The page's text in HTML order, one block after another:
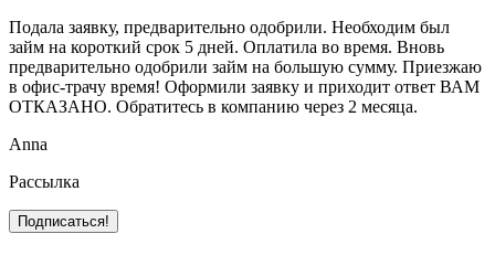
Подала заявку, предварительно одобрили. Необходим был
займ на короткий срок 5 дней. Оплатила во время. Вновь
предварительно одобрили займ на большую сумму. Приезжаю
в офис-трачу время! Оформили заявку и приходит ответ ВАМ
ОТКАЗАНО. Обратитесь в компанию через 2 месяца.
Anna
Рассылка